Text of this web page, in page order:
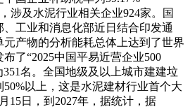
涉及水泥行业相关企业924家。国
工业和消息化部近日结合印发通
产物的分析能耗总体上达到了世界
了“2025中国平易近营企业500
名。全国地级及以上城市建建垃
以上，这是水泥建材行业首个大
15日，到2027年，据统计，据